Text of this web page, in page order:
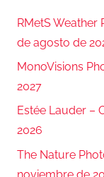
RMetS Weather
de agosto de
MonoVisions
2027
Estée Lauder –
2026
The Nature